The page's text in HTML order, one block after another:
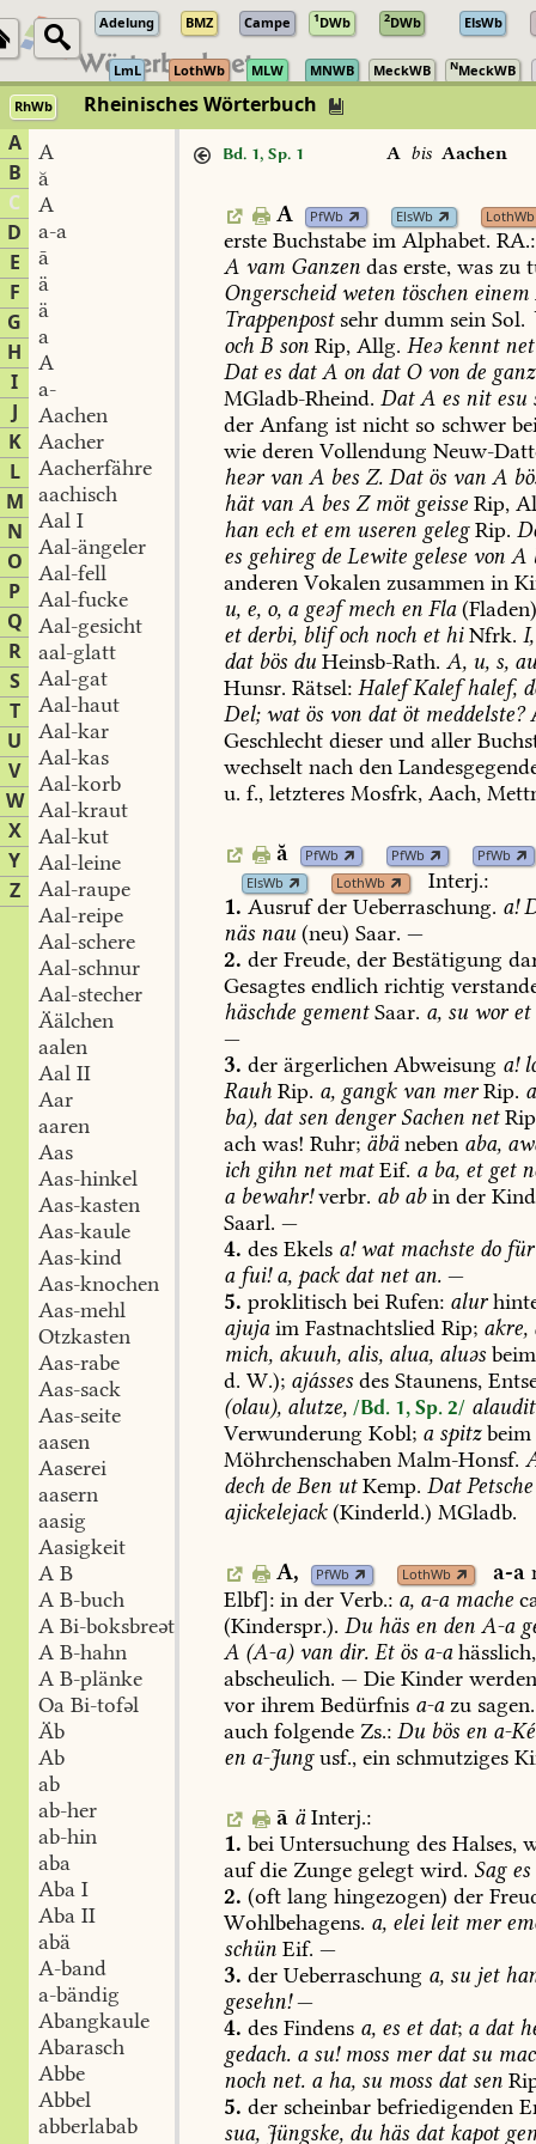
Adelung BMZ Campe 1DWb 2DWb ElsWb
LmL LothWb MLW MNWB MeckWB NMeckWB
RhWb
Rheinisches Wörterbuch
A
B
C
D
E
F
G
H
I
J
K
L
M
N
O
P
Q
R
S
T
U
V
W
X
Y
Z
A
ă
A
a-a
ā
ä
ä
a
A
a-
Aachen
Aacher
Aacherfähre
aachisch
Aal I
Aal-ängeler
Aal-fell
Aal-fucke
Aal-gesicht
aal-glatt
Aal-gat
Aal-haut
Aal-kar
Aal-kas
Aal-korb
Aal-kraut
Aal-kut
Aal-leine
Aal-raupe
Aal-reipe
Aal-schere
Aal-schnur
Aal-stecher
Äälchen
aalen
Aal II
Aar
aaren
Aas
Aas-hinkel
Aas-kasten
Aas-kaule
Aas-kind
Aas-knochen
Aas-mehl
Otzkasten
Aas-rabe
Aas-sack
Aas-seite
aasen
Aaserei
aasern
aasig
Aasigkeit
A B
A B-buch
A Bi-boksbreət
A B-hahn
A B-plänke
Oa Bi-tofəl
Äb
Ab
ab
ab-her
ab-hin
aba
Aba I
Aba II
abä
A-band
a-bändig
Abangkaule
Abarasch
Abbe
Abbel
abberlabab
Bd. 1, Sp. 1 A bis Aachen
A PfWb ElsWb LothWb
erste Buchstabe im Alphabet. RA.:
A vam Ganzen das erste, was zu
Ongerscheidweten töschen einem
Trappenpostsehr dumm sein Sol.
och B son Rip, Allg. Heəkenntnet
Dates datA on datOvon de
MGladb-Rheind. DatA es nitesu
der Anfang ist nicht so schwer
wie deren Vollendung Neuw-
heərvan A bes Z. Datös van A
hätvan A bes Zmötgeisse Rip,
han ech etem useren gelegRip.
es gehiregde Lewite gelese von A
anderen Vokalen zusammen in
u, e, o, ageəfmech en Fla
etderbi, blifoch noch ethiNfrk. I,
datbös du Heinsb-Rath. A, u, s,
Hunsr. Rätsel: HalefKalefhalef,
Del;watös von datötmeddelste?
Geschlecht dieser und aller
wechselt nach den
u. f., letzteres Mosfrk, Aach,
ă PfWb PfWb
PfWb
ElsWb
LothWb
Interj.:
1. Ausrufder Ueberraschung. a!
näs nau (neu) Saar. —
2. der Freude, der Bestätigung
Gesagtes endlich richtig
häschde gementSaar. a, su woret
—
3. der ärgerlichen Abweisung a!
Rauh Rip. a, gangkvan merRip. a
ba), datsen dengerSachen net
ach was! Ruhr; äbäneben aba,
ich gihn netmatEif. aba, etget
abewahr!verbr. ababin der
Saarl. —
4. des Ekels a!watmachste dofür
afui!a, packdatnetan. —
5. proklitisch bei Rufen: alur
ajujaim Fastnachtslied Rip; akre,
mich, akuuh, alis, alua, aluəs beim
d. W.); ajásses des Staunens,
(olau), alutze, /Bd. 1, Sp. 2/
Verwunderung Kobl; aspitzbeim
Möhrchenschaben Malm-Honsf.
dech de Ben ut Kemp. DatPetsche
ajickelejack(Kinderld.) MGladb.
A, PfWb LothWb a-a
Elbf]: in der Verb.: a, a-amache
(Kinderspr.). Du häs en den A-a
A (A-a)van dir. Etös a-ahässlich,
abscheulich. — Die Kinder
vor ihrem Bedürfnis a-azu sagen.
auch folgende Zs.: Du bös en a-
en a-Jungusf., ein schmutziges
ā äInterj.:
1. bei Untersuchung des Halses,
aufdie Zunge gelegt wird. Sages
2. (oft lang hingezogen) der
Wohlbehagens. a, eleileitmer
schün Eif. —
3. der Ueberraschung a, su jet
gesehn!—
4. des Findens a, es etdat; adat
gedach. asu!moss merdatsu
noch net. aha, su moss datsen
5. der scheinbar befriedigenden
sua, Jüngske, du häs datkapot